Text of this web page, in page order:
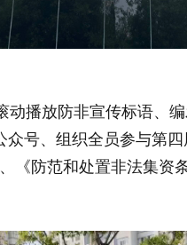
播放防非宣传标语、
众号、组织全员参与第
《防范和处置非法集资条